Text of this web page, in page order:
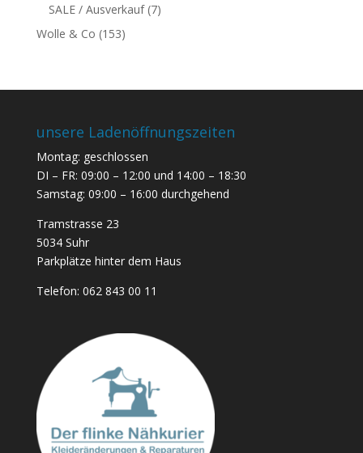
SALE / Ausverkauf (7)
Wolle & Co (153)
unsere Ladenöffnungszeiten
Montag: geschlossen
DI – FR: 09:00 – 12:00 und 14:00 – 18:30
Samstag: 09:00 – 16:00 durchgehend
Tramstrasse 23
5034 Suhr
Parkplätze hinter dem Haus
Telefon: 062 843 00 11